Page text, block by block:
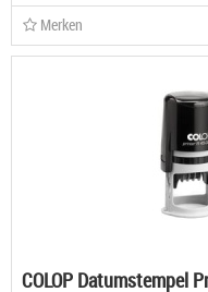
Merken
COLOP Datumstempel